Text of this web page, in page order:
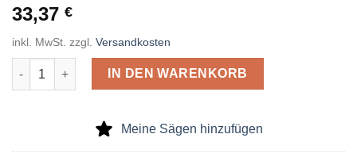
33,37 €
inkl. MwSt. zzgl. Versandkosten
AKE Handkreissägeblatt 160 x 1,8 x 20 Z= 24 W Menge
IN DEN WARENKORB
Meine Sägen hinzufügen